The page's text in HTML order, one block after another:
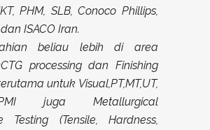
PHM, SLB, Conoco Phillips,
ISACO Iran.
beliau lebih di area
processing dan Finishing
untuk Visual,PT,MT,UT,
juga Metallurgical
Testing (Tensile, Hardness,